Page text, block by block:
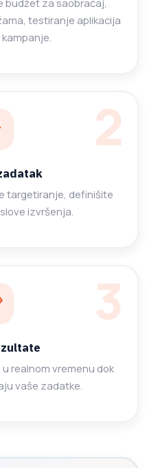
testiranje aplikacija
targetiranje, definišite
izvršenja.
realnom vremenu dok
vaše zadatke.